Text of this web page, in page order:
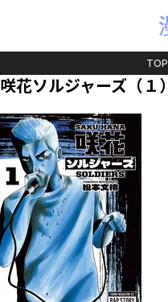
TOP
咲花ソルジャーズ（１）